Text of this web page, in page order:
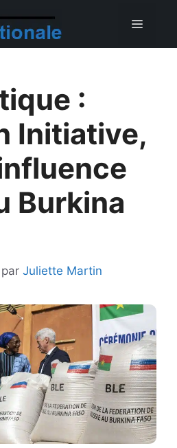
:
Initiative,
Burkina
par Juliette Martin